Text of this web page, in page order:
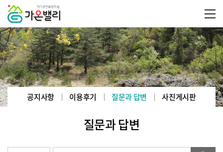
공지사항 이용후기 질문과 답변 사진게시판
질문과 답변